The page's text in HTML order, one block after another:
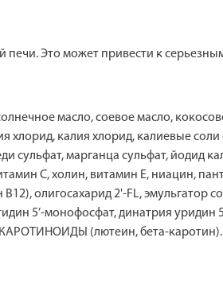
печи. Это может привести к
масло, соевое масло,
калия хлорид, калиевые
сульфат, марганца сульфат, йодид
С, холин, витамин Е, ниацин,
олигосахарид 2'-FL, эмульгатор
5’-монофосфат, динатрия уридин
КАРОТИНОИДЫ (лютеин, бета-каротин).